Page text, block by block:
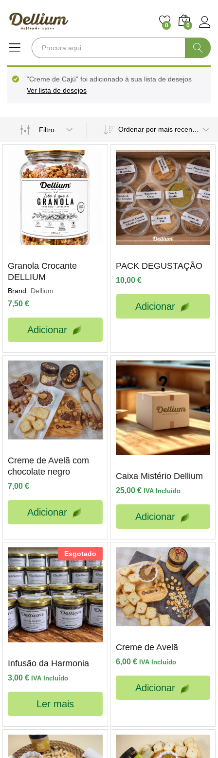
0 0
Ver lista de desejos
“Creme de Cajú” foi adicionado à sua lista de desejos
Filtro
Granola Crocante
DELLIUM
Brand: Dellium
7,50 €
Adicionar
PACK DEGUSTAÇÃO
10,00 €
Adicionar
Creme de Avelã com
chocolate negro
7,00 €
Adicionar
Caixa Mistério Dellium
25,00 € IVA Incluído
Adicionar
Esgotado
Infusão da Harmonia
3,00 € IVA Incluído
Ler mais
Creme de Avelã
6,00 € IVA Incluído
Adicionar